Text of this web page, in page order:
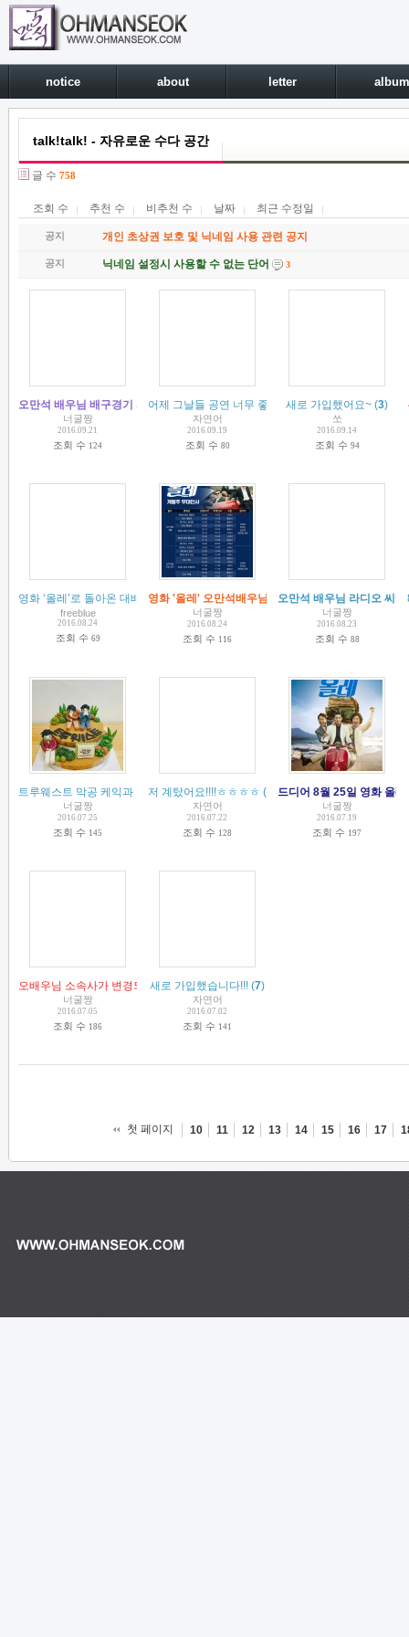
notice about letter album
talk!talk! - 자유로운 수다 공간
글 수 758
조회 수 추천 수 비추천 수 날짜 최근 수정일
공지 개인 초상권 보호 및 닉네임 사용 관련 공지
공지 닉네임 설정시 사용할 수 없는 단어 3
오만석 배우님 배구경기 시구 참여 예정입니다. (1 )
너굴짱
2016.09.21
조회 수 124
어제 그날들 공연 너무 좋았어욥ㅎㅎㅎㅎ (3)
자연어
2016.09.19
조회 수 80
새로 가입했어요~ (3)
쏘
2016.09.14
조회 수 94
영화 ‘올레’로 돌아온 대배우 신하균, 박희순, 오만석 - cosmopolitan 2016. 08. (
freeblue
2016.08.24
조회 수 69
영화 '올레' 오만석배우님 무대인사 일정~!! (1)
너굴짱
2016.08.24
조회 수 116
오만석 배우님 라디오 씨
너굴짱
2016.08.23
조회 수 88
트루웨스트 막공 케익과 정산~ ( 5)
너굴짱
2016.07.25
조회 수 145
저 계탔어요!!!!ㅎㅎㅎㅎ (
자연어
2016.07.22
조회 수 128
드디어 8월 25일 영화 올레
너굴짱
2016.07.19
조회 수 197
오배우님 소속사가 변경되었습니다. (5)
너굴짱
2016.07.05
조회 수 186
새로 가입했습니다!!! (7)
자연어
2016.07.02
조회 수 141
첫 페이지 10 11 12 13 14 15 16 17